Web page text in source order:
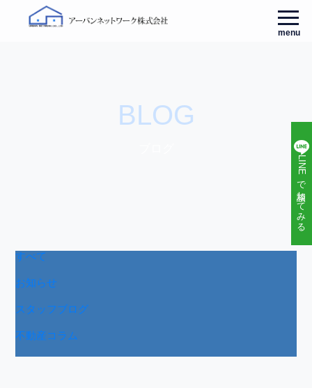
menu
LINEで相談してみる
BLOG
すべて
お知らせ
スタッフブログ
不動産コラム